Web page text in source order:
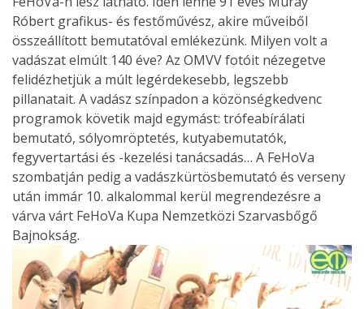
Róbert grafikus- és festőművész, akire műveiből
összeállított bemutatóval emlékezünk. Milyen volt a
vadászat elmúlt 140 éve? Az OMVV fotóit nézegetve
felidézhetjük a múlt legérdekesebb, legszebb
pillanatait. A vadász színpadon a közönségkedvenc
programok követik majd egymást: trófeabírálati
bemutató, sólyomröptetés, kutyabemutatók,
fegyvertartási és -kezelési tanácsadás… A FeHoVa
szombatján pedig a vadászkürtösbemutató és verseny
után immár 10. alkalommal kerül megrendezésre a
várva várt FeHoVa Kupa Nemzetközi Szarvasbőgő
Bajnokság.